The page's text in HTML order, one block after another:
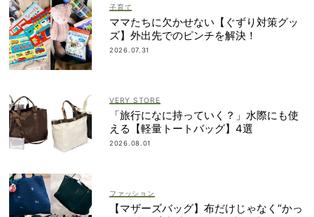
子育て
ママたちに欠かせない【ぐずり対策グッ
ズ】外出先でのピンチを解決！
2026.07.31
VERY STORE
「旅行になに持っていく？」水際にも使
える【軽量トートバッグ】4選
2026.08.01
ファッション
【マザーズバッグ】布だけじゃなく“かっ